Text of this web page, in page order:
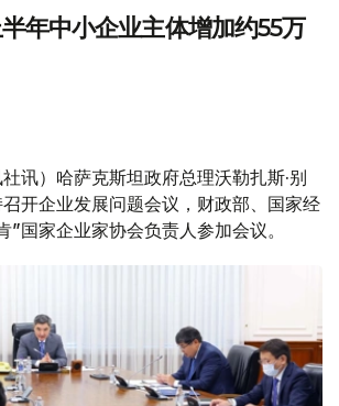
年中小企业主体增加约55万
社讯）哈萨克斯坦政府总理沃勒扎斯·别
开企业发展问题会议，财政部、国家经
”国家企业家协会负责人参加会议。